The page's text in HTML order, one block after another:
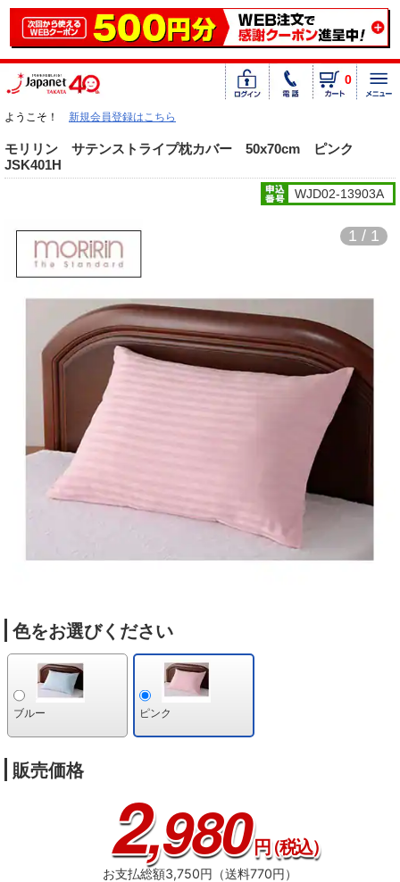
0
ようこそ！ 新規会員登録はこちら
モリリン サテンストライプ枕カバー 50x70cm ピンク
JSK401H
WJD02-13903A
1 / 1
色をお選びください
ブルー ピンク
販売価格
2,980円（税込）
お支払総額3,750円（送料770円）